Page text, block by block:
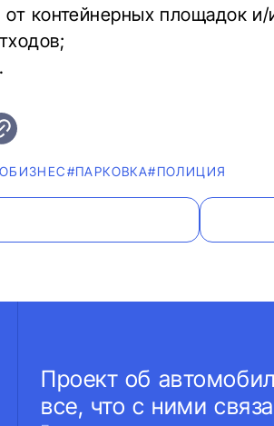
контейнерных площадок и/
#ПАРКОВКА#ПОЛИЦИЯ
Проект об
все, что с ними